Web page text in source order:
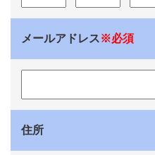
メールアドレス※必須
住所